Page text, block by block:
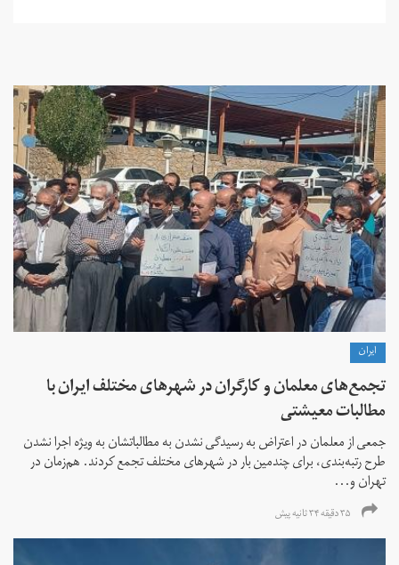
ايران
تجمع‌های معلمان و کارگران در شهرهای مختلف ایران با
مطالبات معیشتی
جمعی از معلمان در اعتراض به رسیدگی نشدن به مطالباتشان به ویژه اجرا نشدن
طرح رتبه‌بندی، برای چندمین بار در شهرهای مختلف تجمع کردند. هم‌زمان در
تهران و...
۳۵ دقیقه ۳۴ ثانیه پیش